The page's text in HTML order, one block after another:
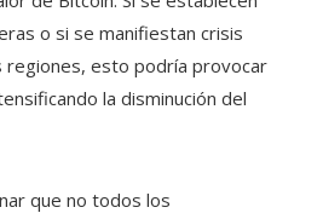
o si se manifiestan crisis
regiones, esto podría provocar
la disminución del
que no todos los